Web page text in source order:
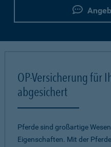
OP-Versicherung für
abgesichert
Pferde sind großartige
Eigenschaften. Mit der